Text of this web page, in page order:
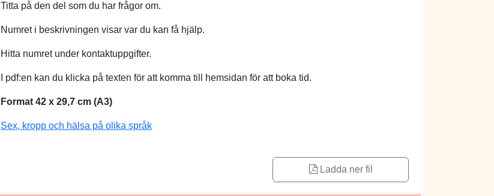
Titta på den del som du har frågor om.
Numret i beskrivningen visar var du kan få hjälp.
Hitta numret under kontaktuppgifter.
I pdf:en kan du klicka på texten för att komma till hemsidan för att boka tid.
Format 42 x 29,7 cm (A3)
Sex, kropp och hälsa på olika språk
Ladda ner fil